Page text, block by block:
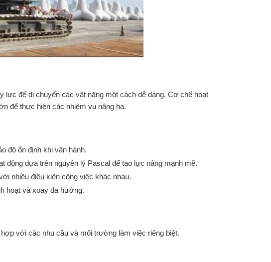
lực để di chuyển các vật nặng một cách dễ dàng. Cơ chế hoạt
để thực hiện các nhiệm vụ nâng hạ.
độ ổn định khi vận hành.
dựa trên nguyên lý Pascal để tạo lực nâng mạnh mẽ.
nhiều điều kiện công việc khác nhau.
hoạt và xoay đa hướng.
với các nhu cầu và môi trường làm việc riêng biệt.